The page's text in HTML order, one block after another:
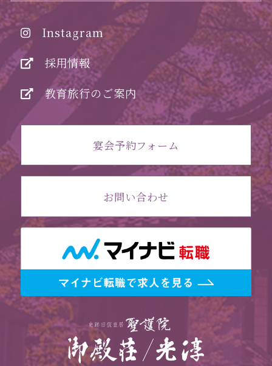
Instagram
採用情報
教育旅行のご案内
宴会予約フォーム
お問い合わせ